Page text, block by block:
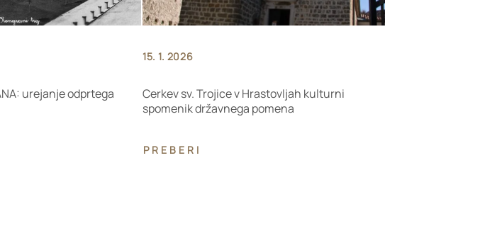
urejanje odprtega
15. 1. 2026
Cerkev sv. Trojice v Hrastovljah kulturni
spomenik državnega pomena
PREBERI